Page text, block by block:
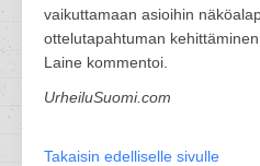
vaikuttamaan asioihin
ottelutapahtuman
Laine kommentoi.
UrheiluSuomi.com
Takaisin edelliselle sivulle